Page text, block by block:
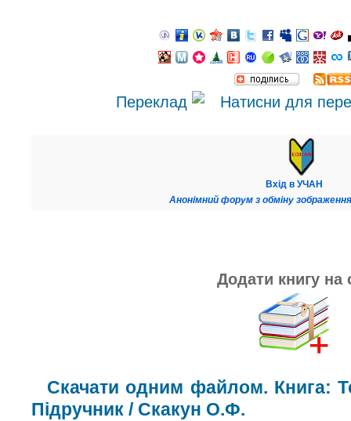
Переклад
Вхід в УЧАН
Анонімний форум з обміну
Додати книгу на
Скачати одним файлом. Книга:
Підручник / Скакун О.Ф.